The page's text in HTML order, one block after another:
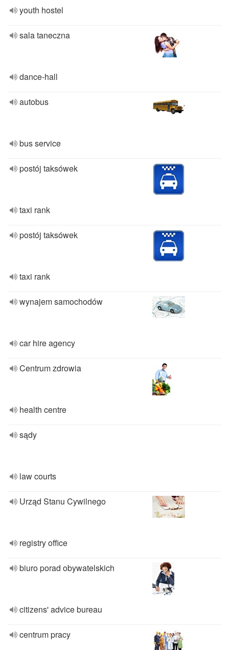
youth hostel
sala taneczna
dance-hall
autobus
bus service
postój taksówek
taxi rank
postój taksówek
taxi rank
wynajem samochodów
car hire agency
Centrum zdrowia
health centre
sądy
law courts
Urząd Stanu Cywilnego
registry office
biuro porad obywatelskich
citizens' advice bureau
centrum pracy